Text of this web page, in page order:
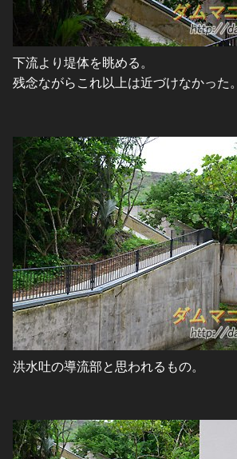
下流より堤体を眺める。
残念ながらこれ以上は近づけなかった。
洪水吐の導流部と思われるもの。